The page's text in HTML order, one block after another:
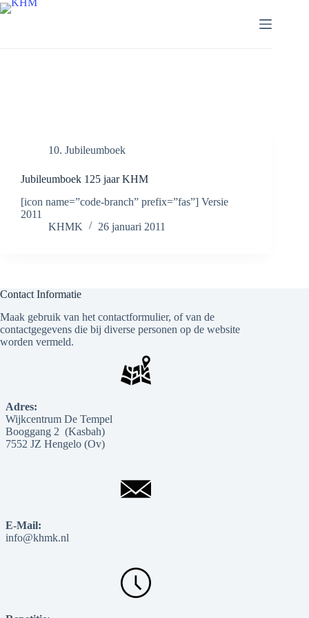
Ga
naar
10. Jubileumboek
Jubileumboek 125 jaar KHM
[icon name=”code-branch” prefix=”fas”] Versie
2011
KHMK
26 januari 2011
Contact Informatie
Maak gebruik van het contactformulier, of van de
contactgegevens die bij diverse personen op de website
worden vermeld.
Adres:
Wijkcentrum De Tempel
Booggang 2 (Kasbah)
7552 JZ Hengelo (Ov)
E-Mail:
info@khmk.nl